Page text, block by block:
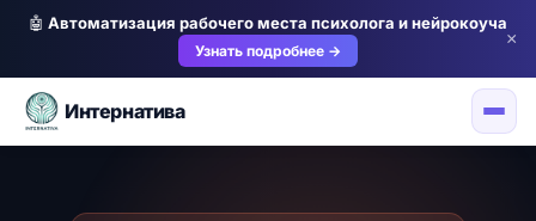
🤖 Автоматизация рабочего места психолога и нейрокоуча
Узнать подробнее →
×
Интернатива